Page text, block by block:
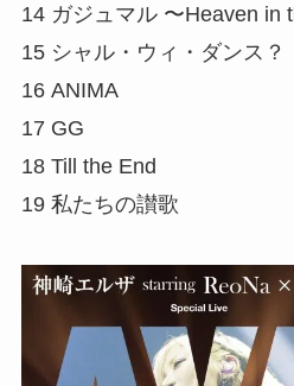
14 ガジュマル 〜Heaven in
15 シャル・ウィ・ダンス？
16 ANIMA
17 GG
18 Till the End
19 私たちの讃歌